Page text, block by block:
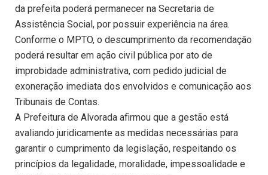
da prefeita poderá permanecer na Secretaria de
Assistência Social, por possuir experiência na área.
Conforme o MPTO, o descumprimento da recomendação
poderá resultar em ação civil pública por ato de
improbidade administrativa, com pedido judicial de
exoneração imediata dos envolvidos e comunicação aos
Tribunais de Contas.
A Prefeitura de Alvorada afirmou que a gestão está
avaliando juridicamente as medidas necessárias para
garantir o cumprimento da legislação, respeitando os
princípios da legalidade, moralidade, impessoalidade e